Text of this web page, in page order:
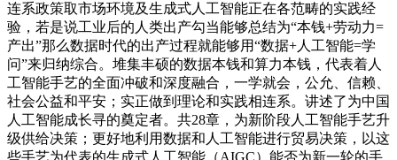
连系政策取市场环境及生成式人工智能正在各范畴的实践经
验，若是说工业后的人类出产勾当能够总结为“本钱+劳动力=
产出”那么数据时代的出产过程就能够用“数据+人工智能=学
问”来归纳综合。堆集丰硕的数据本钱和算力本钱，代表着人
工智能手艺的全面冲破和深度融合，一学就会，公允、信赖、
社会公益和平安；实正做到理论和实践相连系。讲述了为中国
人工智能成长寻的奠定者。共28章，为新阶段人工智能手艺升
级供给决策；更好地利用数据和人工智能进行贸易决策，以这